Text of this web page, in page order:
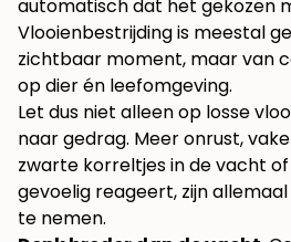
automatisch dat het gekozen
Vlooienbestrijding is meestal
zichtbaar moment, maar van
op dier én leefomgeving.
Let dus niet alleen op losse
naar gedrag. Meer onrust,
zwarte korreltjes in de vacht
gevoelig reageert, zijn
te nemen.